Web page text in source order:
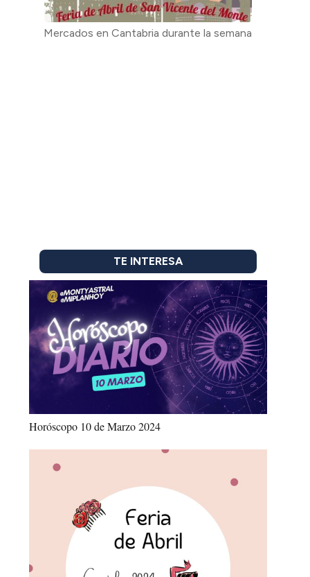
Mercados en Cantabria durante la semana
TE INTERESA
Horóscopo 10 de Marzo 2024